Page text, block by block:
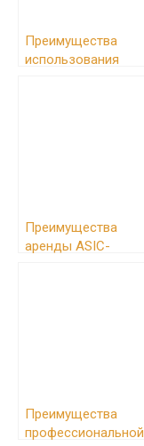
Преимущества
использования
Преимущества
аренды ASIC-
Преимущества
профессиональной